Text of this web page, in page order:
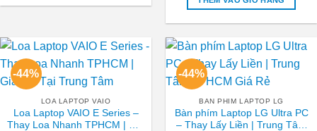
-44%
LOA LAPTOP VAIO
Loa Laptop VAIO E Series –
Thay Loa Nhanh TPHCM | Giá
-44%
BAN PHIM LAPTOP LG
Bàn phím Laptop LG Ultra PC
– Thay Lấy Liền | Trung Tâm